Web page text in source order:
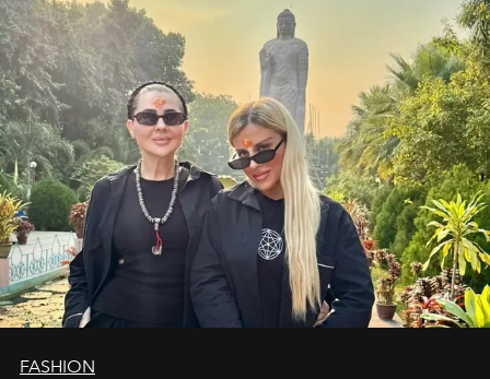
истины превратился в искусство превращения
человеческих кризисов в возможности для
возрождения.
FASHION